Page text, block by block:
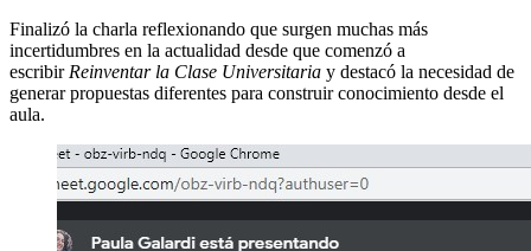
Finalizó la charla reflexionando que surgen muchas más
incertidumbres en la actualidad desde que comenzó a
escribir Reinventar la Clase Universitaria y destacó la necesidad de
generar propuestas diferentes para construir conocimiento desde el
aula.